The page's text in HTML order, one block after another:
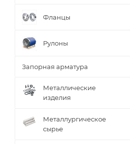
Фланцы
Рулоны
Запорная арматура
Металлические
изделия
Металлургическое
сырье